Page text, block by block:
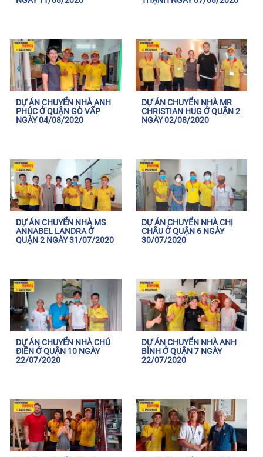
DỰ ÁN CHUYỂN NHÀ ANH
PHÚC Ở QUẬN GÒ VẤP
NGÀY 04/08/2020
DỰ ÁN CHUYỂN NHÀ MR
CHRISTIAN HUG Ở QUẬN 2
NGÀY 02/08/2020
DỰ ÁN CHUYỂN NHÀ MS
ANNABEL LANDRA Ở
QUẬN 2 NGÀY 31/07/2020
DỰ ÁN CHUYỂN NHÀ CHỊ
CHÂU Ở QUẬN 6 NGÀY
30/07/2020
DỰ ÁN CHUYỂN NHÀ CHÚ
ĐIỀN Ở QUẬN 10 NGÀY
22/07/2020
DỰ ÁN CHUYỂN NHÀ ANH
BÌNH Ở QUẬN 7 NGÀY
22/07/2020